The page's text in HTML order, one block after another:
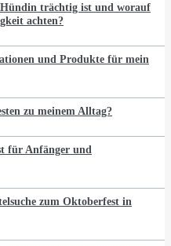
trächtig ist und worauf
achten?
und Produkte für mein
zu meinem Alltag?
für Anfänger und
zum Oktoberfest in